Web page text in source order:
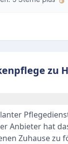
zu
Anbieter hat
Zuhause zu